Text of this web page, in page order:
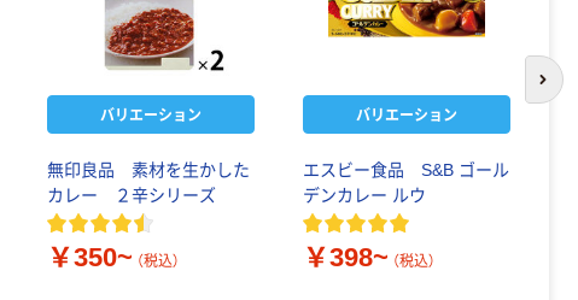
バリエーション
無印良品 素材を生かした
カレー ２辛シリーズ
￥350~ （税込）
バリエーション
エスビー食品 S&B ゴール
デンカレー ルウ
￥398~ （税込）
次